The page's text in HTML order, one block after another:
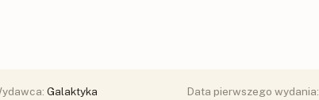
Galaktyka Data pierwszego wydania: